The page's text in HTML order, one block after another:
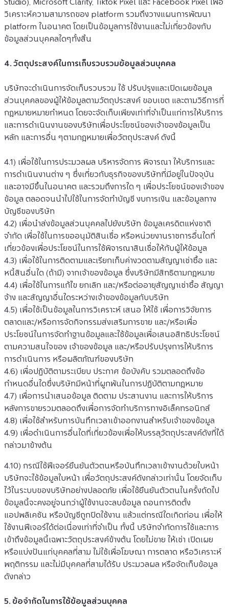
วิเคราะห์ความสามารถของ platform รวมถึงวางแผนการพัฒนา
platform ในอนาคต โดยเป็นข้อมูลการใช้งานและไม่เกี่ยวข้องกับ
ข้อมูลส่วนบุคคลใดๆทั้งสิ้น
4. วัตถุประสงค์ในการเก็บรวบรวมข้อมูลส่วนบุคคล
บริษัทจะดำเนินการจัดเก็บรวบรวม ใช้ ปรับปรุงและเปิดเผยข้อมูล
ส่วนบุคคลของผู้ให้ข้อมูลตามวัตถุประสงค์ ขอบเขต และตามวิธีการที่
กฎหมายหมายกำหนด โดยจะจัดเก็บเพียงเท่าที่จำเป็นแก่การให้บริการ
และการดำเนินงานของบริษัทเพื่อประโยชน์ของเจ้าของข้อมูลเป็น
หลัก และการอื่น ๆตามกฎหมายเพื่อวัตถุประสงค์ ดังนี้
4.1) เพื่อใช้ในการประมวลผล บริหารจัดการ พิจารณา ให้บริการและ
การดำเนินงานต่าง ๆ ซึ่งเกี่ยวกับธุรกิจของบริษัทที่มีอยู่ในปัจจุบัน
และอาจมีขึ้นในอนาคต และรวมถึงการใด ๆ เพื่อประโยชน์ของเจ้าของ
ข้อมูล ตลอดจนนำไปใช้ในการจัดทำบัญชี งบการเงิน และข้อมูลทาง
บัญชีของบริษัท
4.2) เพื่อนำส่งข้อมูลส่วนบุคคลไปยังบริษัท ข้อมูลเครดิตแห่งชาติ
จำกัด เพื่อใช้ในการขออนุมัติสินเชื่อ หรือหน่วยงานราชการอื่นใดที่
เกี่ยวข้องเพื่อประโยชน์ในการใช้พิจารณาสินเชื่อให้กับผู้ให้ข้อมูล
4.3) เพื่อใช้ในการติดตามและเรียกเก็บค่างวดตามสัญญาเช่าซื้อ และ
หนี้สินอื่นใด (ถ้ามี) จากเจ้าของข้อมูล ซึ่งบริษัทมีสิทธิตามกฎหมาย
4.4) เพื่อใช้ในการแก้ไข ยกเลิก และ/หรือต่ออายุสัญญาเช่าซื้อ สัญญา
จ้าง และสัญญาอื่นใดระหว่างเจ้าของข้อมูลกับบริษัท
4.5) เพื่อใช้เป็นข้อมูลในการวิเคราะห์ เสนอ ให้ใช้ เพื่อการวิจัยการ
ตลาดและ/หรือการจัดกิจกรรมส่งเสริมการขาย และ/หรือเพื่อ
ประโยชน์ในการจัดทำฐานข้อมูลและใช้ข้อมูลเพื่อเสนอสิทธิประโยชน์
ตามความสนใจของ เจ้าของข้อมูล และ/หรือปรับปรุงการให้บริการ
การดำเนินการ หรือผลิตภัณฑ์ของบริษัท
4.6) เพื่อปฏิบัติตามระเบียบ ประกาศ ข้อบังคับ รวมตลอดถึงข้อ
กำหนดอื่นใดซึ่งบริษัทมีหน้าที่ผูกพันในการปฏิบัติตามกฎหมาย
4.7) เพื่อการนำเสนอข้อมูล ติดตาม ประสานงาน และการให้บริการ
หลังการขายรวมตลอดถึงเพื่อการจัดทำบริการทางอิเล็คทรอนิกส์
4.8) เพื่อใช้สำหรับการบันทึกเวลาเข้าออกงานสำหรับเจ้าของข้อมูล
4.9) เพื่อดำเนินการอื่นใดที่เกี่ยวข้องเพื่อให้บรรลุวัตถุประสงค์ดังที่ได้
กล่าวมาข้างต้น
4.10) กรณีใช้ฟีเจอร์ยืนยันตัวตนหรือบันทึกเวลาเข้างานด้วยใบหน้า
บริษัทจะใช้ข้อมูลใบหน้า เพื่อวัตถุประสงค์ดังกล่าวเท่านั้น โดยจัดเก็บ
ไว้ในระบบของบริษัทอย่างปลอดภัย เพื่อใช้ยืนยันตัวตนในครั้งถัดไป
ข้อมูลนี้จะคงอยู่จนกว่าผู้ใช้งานจะลบข้อมูล ถอนการติดตั้ง
แอปพลิเคชัน หรือบัญชีถูกปิดใช้งาน แล้วแต่กรณีใดเกิดก่อน เพื่อให้
ใช้งานฟีเจอร์ได้ต่อเนื่องเท่าที่จำเป็น ทั้งนี้ บริษัทจำกัดการใช้และการ
เข้าถึงข้อมูลนี้เฉพาะวัตถุประสงค์ข้างต้น โดยไม่ขาย ให้เช่า เปิดเผย
หรือแบ่งปันแก่บุคคลที่สาม ไม่ใช้เพื่อโฆษณา การตลาด หรือวิเคราะห์
พฤติกรรม และไม่มีบุคคลที่สามได้รับ ประมวลผล หรือจัดเก็บข้อมูล
ดังกล่าว
5. ข้อจำกัดในการใช้ข้อมูลส่วนบุคคล